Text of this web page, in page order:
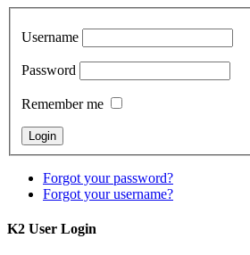
Username
Password
Remember me
Forgot your password?
Forgot your username?
K2 User Login